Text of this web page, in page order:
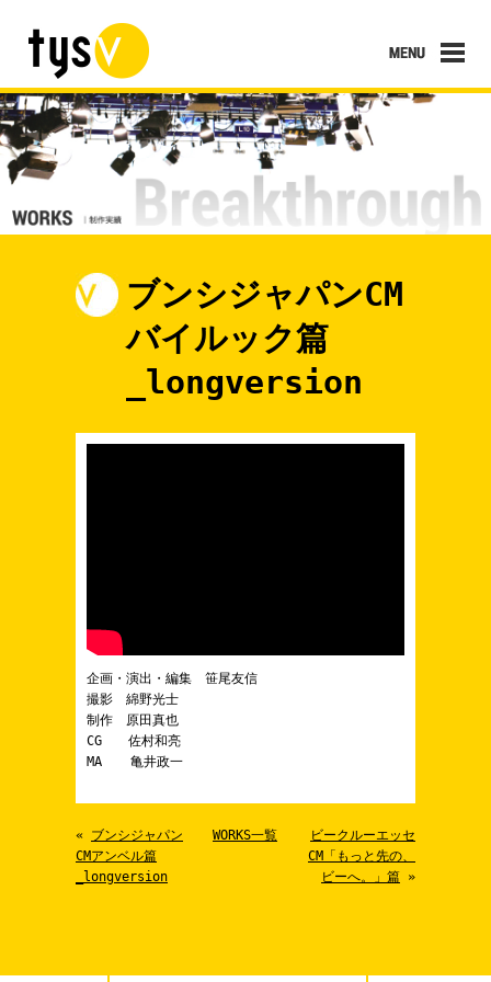
ブンシジャパンCM
バイルック篇
_longversion
企画・演出・編集 笹尾友信
撮影 綿野光士
制作 原田真也
CG 佐村和亮
MA 亀井政一
« ブンシジャパン
CMアンベル篇
_longversion
WORKS一覧
ビークルーエッセ
CM「もっと先の、
ビーへ。」篇 »